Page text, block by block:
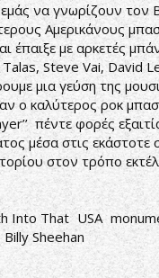
να γνωρίζουν τον
Αμερικάνους
έπαιξε με αρκετές
Talas, Steve Vai, David
μια γεύση της
ο καλύτερος ροκ
πέντε φορές
μέσα στις εκάστοτε
στον τρόπο
Into That USA
Billy Sheehan